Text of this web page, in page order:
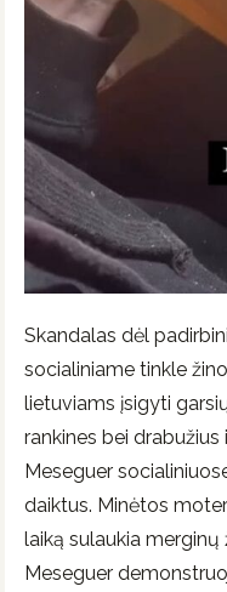
Skandalas dėl
socialiniame tinkle
lietuviams įsigyti
rankines bei
Meseguer
daiktus. Minėtos
laiką sulaukia merginų
Meseguer